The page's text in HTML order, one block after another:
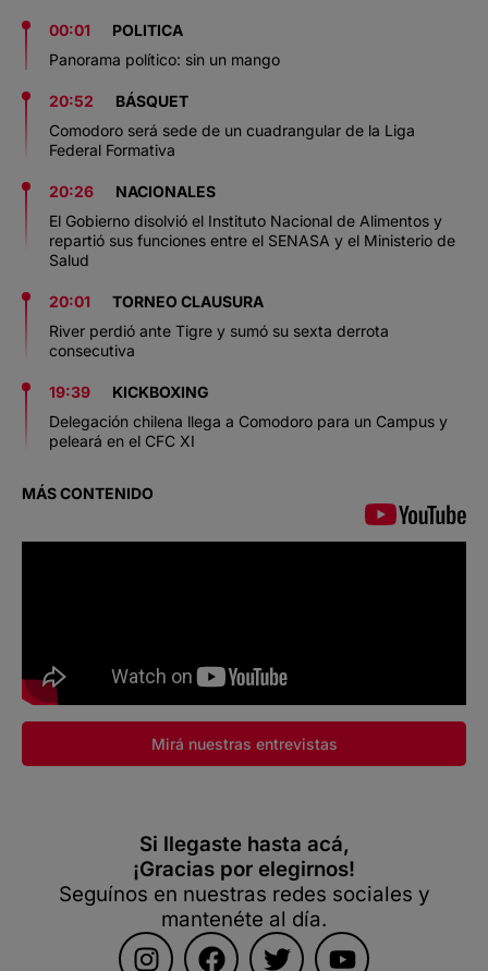
00:01
POLITICA
Panorama político: sin un mango
20:52
BÁSQUET
Comodoro será sede de un cuadrangular de la Liga
Federal Formativa
20:26
NACIONALES
El Gobierno disolvió el Instituto Nacional de Alimentos y
repartió sus funciones entre el SENASA y el Ministerio de
Salud
20:01
TORNEO CLAUSURA
River perdió ante Tigre y sumó su sexta derrota
consecutiva
19:39
KICKBOXING
Delegación chilena llega a Comodoro para un Campus y
peleará en el CFC XI
MÁS CONTENIDO
Mirá nuestras entrevistas
Si llegaste hasta acá,
¡Gracias por elegirnos!
Seguínos en nuestras redes sociales y
mantenéte al día.